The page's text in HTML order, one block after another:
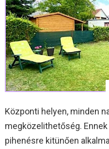
Központi helyen, minden
megközelithetőség.
pihenésre kitünően